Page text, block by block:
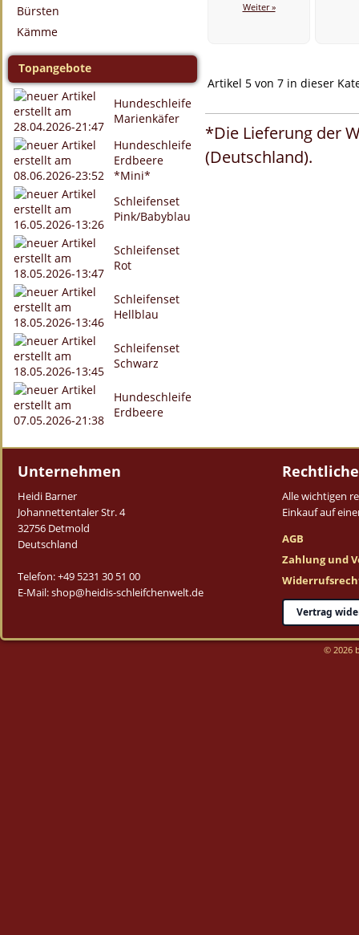
Bürsten
Kämme
Topangebote
Hundeschleife
Marienkäfer
Hundeschleife
Erdbeere
*Mini*
Schleifenset
Pink/Babyblau
Schleifenset
Rot
Schleifenset
Hellblau
Schleifenset
Schwarz
Hundeschleife
Erdbeere
Weiter »
Artikel 5 von 7 in dieser
*Die Lieferung der
(Deutschland).
Unternehmen
Heidi Barner
Johannettentaler Str. 4
32756 Detmold
Deutschland
Telefon: +49 5231 30 51 00
E-Mail: shop@heidis-schleifchenwelt.de
Alle wichtigen
Einkauf auf
AGB
Zahlung und
Vertrag
© 2026